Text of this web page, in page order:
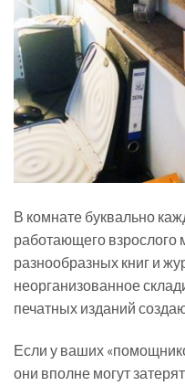
В комнате буквально
работающего взрослого
разнообразных книг и
неорганизованное
печатных изданий
Если у ваших
они вполне могут